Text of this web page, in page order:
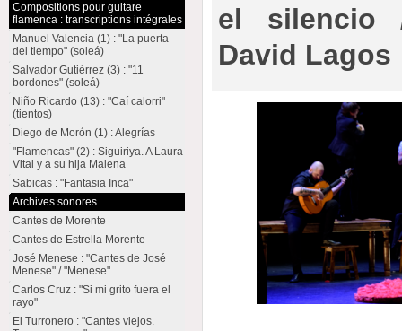
el silencio
David Lagos
Compositions pour guitare
flamenca : transcriptions intégrales
Manuel Valencia (1) : "La puerta
del tiempo" (soleá)
Salvador Gutiérrez (3) : "11
bordones" (soleá)
Niño Ricardo (13) : "Caí calorri"
(tientos)
Diego de Morón (1) : Alegrías
"Flamencas" (2) : Siguiriya. A Laura
Vital y a su hija Malena
Sabicas : "Fantasia Inca"
Archives sonores
Cantes de Morente
Cantes de Estrella Morente
José Menese : "Cantes de José
Menese" / "Menese"
Carlos Cruz : "Si mi grito fuera el
rayo"
El Turronero : "Cantes viejos.